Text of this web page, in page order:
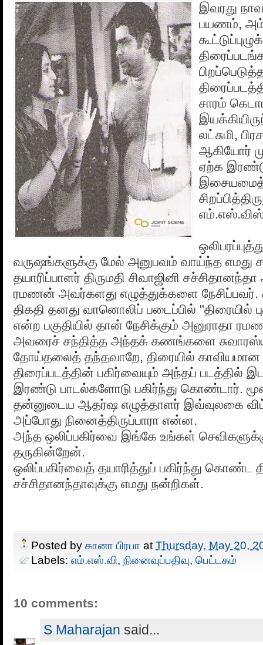
இவரது
பயணம்,
சாரம்
லட்சுமி,
ஆகியோர்
ஏற்க
வருஷங்களுக்கு மேல் அனுபவம் வாய்ந்த எமது
தயாரிப்பாளர் திருமதி சிவாஜினி
ரமணன் அவர்களது எழுத்துக்களை
திகதி தனது வானொலிப் படைப்பில் "திரையில்
என்ற பகுதியில் தான் நேசிக்கும் அனுராதா
அவரைச் சந்தித்த அந்தக் கணங்களை
தோய்தலைத் தந்தவாறே, திரையில் காவியமான
திரைப்படத்தின் பகிர்வையும் அந்தப் படத்தில்
இரண்டு பாடல்களோடு பகிர்ந்து கொண்டார்.
தன்னுடைய ஆதர்ஷ எழுத்தாளர் இவ்வுலகை
அப்போது நினைத்திருப்பாரா என்ன.
அந்த ஒலிப்பகிர்வை இங்கே உங்கள்
தருகின்றேன்.
ஒலிப்பகிர்வைத் தயாரித்துப் பகிர்ந்து கொண்ட
சச்சிதானந்தாவுக்கு எமது நன்றிகள்.
Posted by கானா பிரபா at Thursday, May 20,
Labels: எம்.எஸ்.வி, நினைவுப்பதிவு, பெட்டகம்
10 comments:
S Maharajan said...